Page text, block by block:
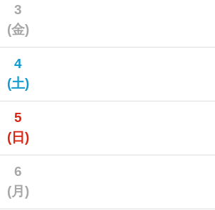
3
(金)
4
(土)
5
(日)
6
(月)